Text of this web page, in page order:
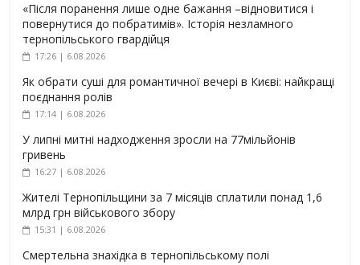
«Після поранення лише одне бажання –відновитися і
повернутися до побратимів». Історія незламного
тернопільського гвардійця
17:26 | 6.08.2026
Як обрати суші для романтичної вечері в Києві: найкращі
поєднання ролів
17:14 | 6.08.2026
У липні митні надходження зросли на 77мільйонів
гривень
16:27 | 6.08.2026
Жителі Тернопільщини за 7 місяців сплатили понад 1,6
млрд грн військового збору
15:31 | 6.08.2026
Смертельна знахідка в тернопільському полі